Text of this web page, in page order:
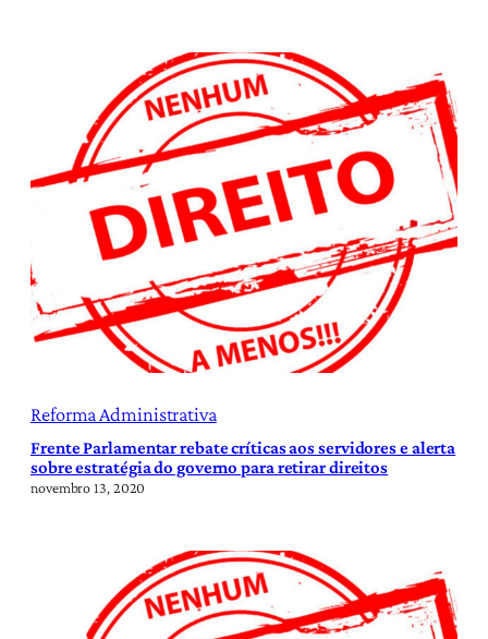
Reforma Administrativa
Frente Parlamentar rebate críticas aos servidores e alerta
sobre estratégia do governo para retirar direitos
novembro 13, 2020